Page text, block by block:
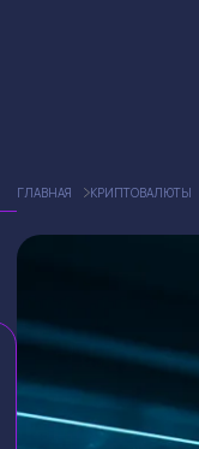
ГЛАВНАЯ КРИПТОВАЛЮТЫ